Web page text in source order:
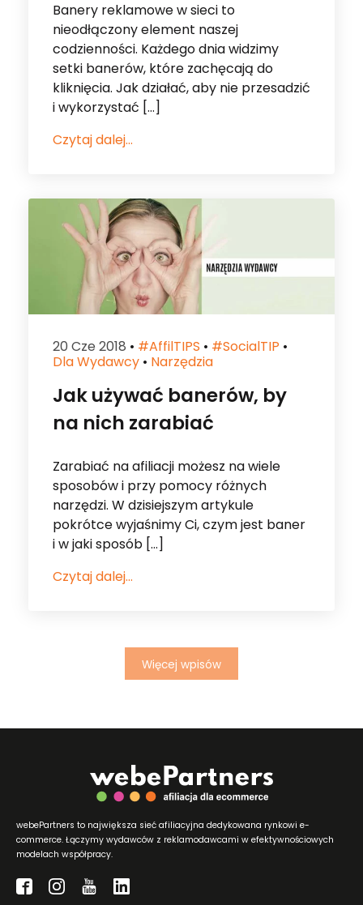
Banery reklamowe w sieci to
nieodłączony element naszej
codzienności. Każdego dnia widzimy
setki banerów, które zachęcają do
kliknięcia. Jak działać, aby nie przesadzić
i wykorzystać […]
Czytaj dalej...
20 Cze 2018 • #affilTIPS • #socialTIP •
Dla Wydawcy • Narzędzia
Jak używać banerów, by
na nich zarabiać
Zarabiać na afiliacji możesz na wiele
sposobów i przy pomocy różnych
narzędzi. W dzisiejszym artykule
pokrótce wyjaśnimy Ci, czym jest baner
i w jaki sposób […]
Czytaj dalej...
Więcej wpisów
webePartners to największa sieć afiliacyjna dedykowana rynkowi e-
commerce. Łączymy wydawców z reklamodawcami w efektywnościowych
modelach współpracy.